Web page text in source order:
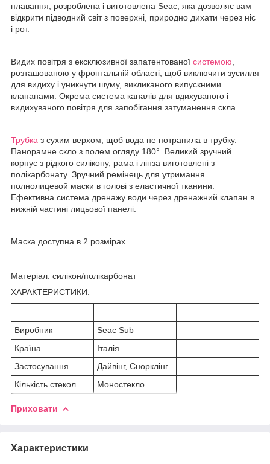
плавання, розроблена і виготовлена Seac, яка дозволяє вам
відкрити підводний світ з поверхні, природно дихати через ніс
і рот.
Видих повітря з ексклюзивної запатентованої системою
розташованою у фронтальній області, щоб виключити зусилля
для видиху і уникнути шуму, викликаного випускними
клапанами. Окрема система каналів для вдихуваного і
видихуваного повітря для запобігання затуманення скла.
Трубка з сухим верхом, щоб вода не потрапила в трубку.
Панорамне скло з полем огляду 180°. Великий зручний
корпус з рідкого силікону, рама і лінза виготовлені з
полікарбонату. Зручний ремінець для утримання
полнолицевой маски в голові з еластичної тканини.
Ефективна система дренажу води через дренажний клапан в
нижній частині лицьової панелі.
Маска доступна в 2 розмірах.
Матеріал: силікон/полікарбонат
ХАРАКТЕРИСТИКИ:
Виробник
Seac Sub
Країна
Італія
Застосування
Дайвінг, Снорклінг
Кількість стекол
Моностекло
Приховати
Характеристики